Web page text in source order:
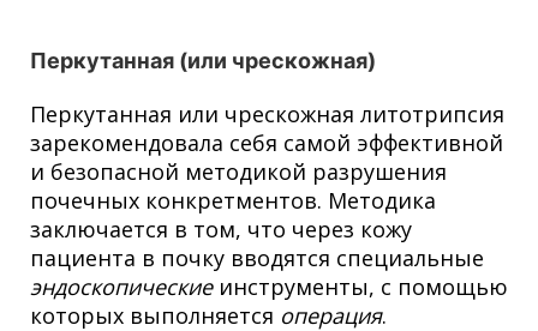
Перкутанная (или чрескожная)
Перкутанная или чрескожная литотрипсия
зарекомендовала себя самой эффективной
и безопасной методикой разрушения
почечных конкретментов. Методика
заключается в том, что через кожу
пациента в почку вводятся специальные
эндоскопическиеинструменты, с помощью
которых выполняется операция.